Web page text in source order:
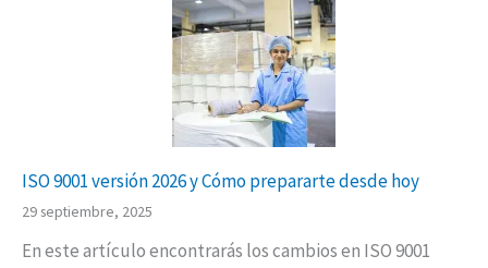
ISO 9001 versión 2026 y Cómo prepararte desde hoy
29 septiembre, 2025
En este artículo encontrarás los cambios en ISO 9001